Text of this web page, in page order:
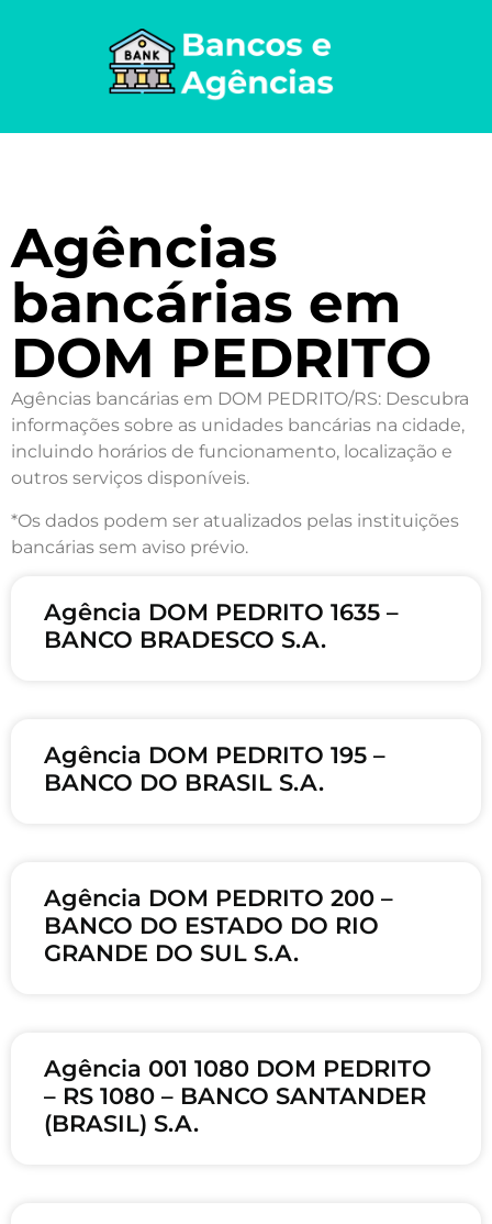
Agências
bancárias em
DOM PEDRITO
Agências bancárias em DOM PEDRITO/RS: Descubra
informações sobre as unidades bancárias na cidade,
incluindo horários de funcionamento, localização e
outros serviços disponíveis.
*Os dados podem ser atualizados pelas instituições
bancárias sem aviso prévio.
Agência DOM PEDRITO 1635 –
BANCO BRADESCO S.A.
Agência DOM PEDRITO 195 –
BANCO DO BRASIL S.A.
Agência DOM PEDRITO 200 –
BANCO DO ESTADO DO RIO
GRANDE DO SUL S.A.
Agência 001 1080 DOM PEDRITO
– RS 1080 – BANCO SANTANDER
(BRASIL) S.A.